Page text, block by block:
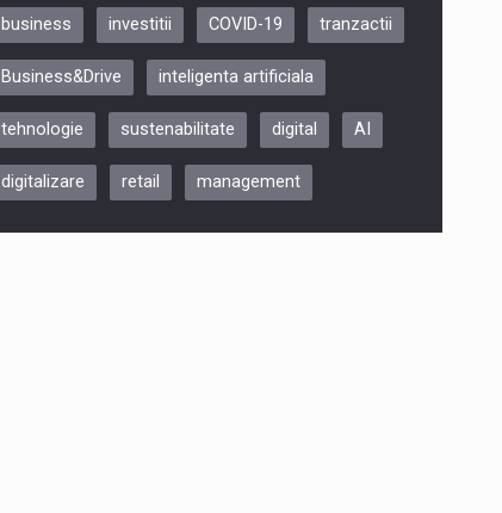
ARTEMIS LETO, ORADEA, 8
Oradea – 8 Oct 2026
business investitii COVID-19 tranzactii
Business&Drive inteligenta artificiala
tehnologie sustenabilitate digital AI
digitalizare retail management